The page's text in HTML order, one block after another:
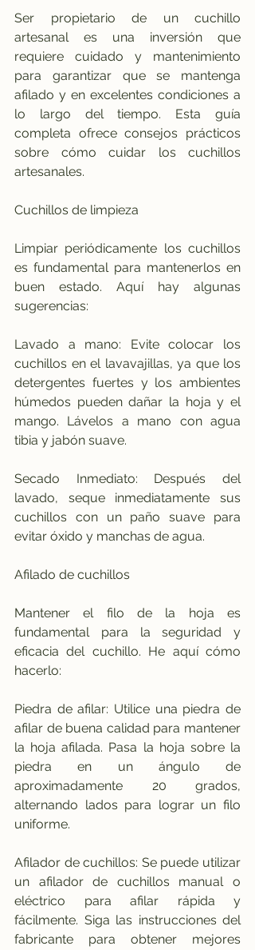
Ser propietario de un cuchillo
artesanal es una inversión que
requiere cuidado y mantenimiento
para garantizar que se mantenga
afilado y en excelentes condiciones a
lo largo del tiempo. Esta guía
completa ofrece consejos prácticos
sobre cómo cuidar los cuchillos
artesanales.
Cuchillos de limpieza
Limpiar periódicamente los cuchillos
es fundamental para mantenerlos en
buen estado. Aquí hay algunas
sugerencias:
Lavado a mano: Evite colocar los
cuchillos en el lavavajillas, ya que los
detergentes fuertes y los ambientes
húmedos pueden dañar la hoja y el
mango. Lávelos a mano con agua
tibia y jabón suave.
Secado Inmediato: Después del
lavado, seque inmediatamente sus
cuchillos con un paño suave para
evitar óxido y manchas de agua.
Afilado de cuchillos
Mantener el filo de la hoja es
fundamental para la seguridad y
eficacia del cuchillo. He aquí cómo
hacerlo:
Piedra de afilar: Utilice una piedra de
afilar de buena calidad para mantener
la hoja afilada. Pasa la hoja sobre la
piedra en un ángulo de
aproximadamente 20 grados,
alternando lados para lograr un filo
uniforme.
Afilador de cuchillos: Se puede utilizar
un afilador de cuchillos manual o
eléctrico para afilar rápida y
fácilmente. Siga las instrucciones del
fabricante para obtener mejores